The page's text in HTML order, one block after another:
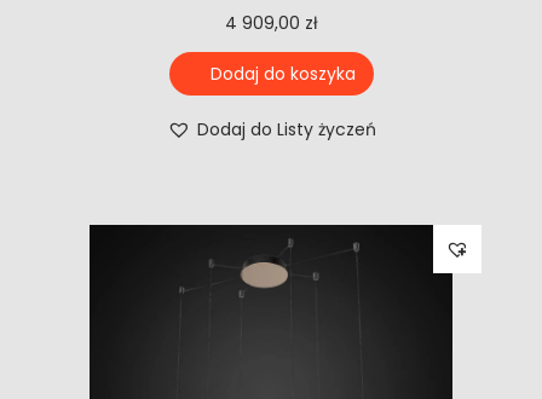
4 909,00 zł
Dodaj do koszyka
Dodaj do Listy życzeń